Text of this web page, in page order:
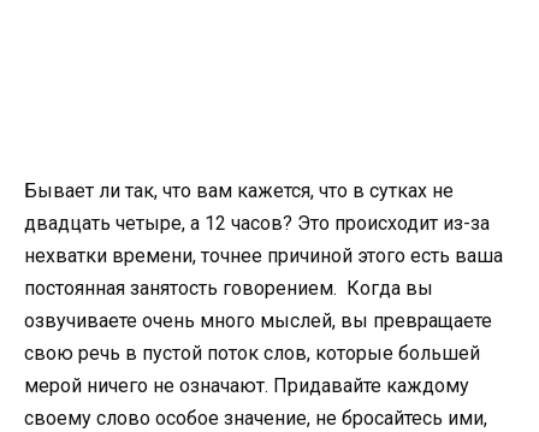
Бывает ли так, что вам кажется, что в сутках не
двадцать четыре, а 12 часов? Это происходит из-за
нехватки времени, точнее причиной этого есть ваша
постоянная занятость говорением. Когда вы
озвучиваете очень много мыслей, вы превращаете
свою речь в пустой поток слов, которые большей
мерой ничего не означают. Придавайте каждому
своему слово особое значение, не бросайтесь ими,